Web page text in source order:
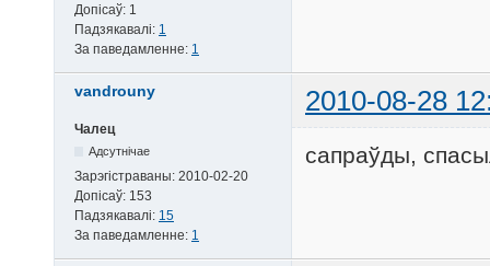
Допісаў: 1
Падзякавалі: 1
За паведамленне: 1
vandrouny 2010-08-28
Чалец
Адсутнічае
Зарэгістраваны: 2010-02-20
Допісаў: 153
Падзякавалі: 15
За паведамленне: 1
сапраўды,